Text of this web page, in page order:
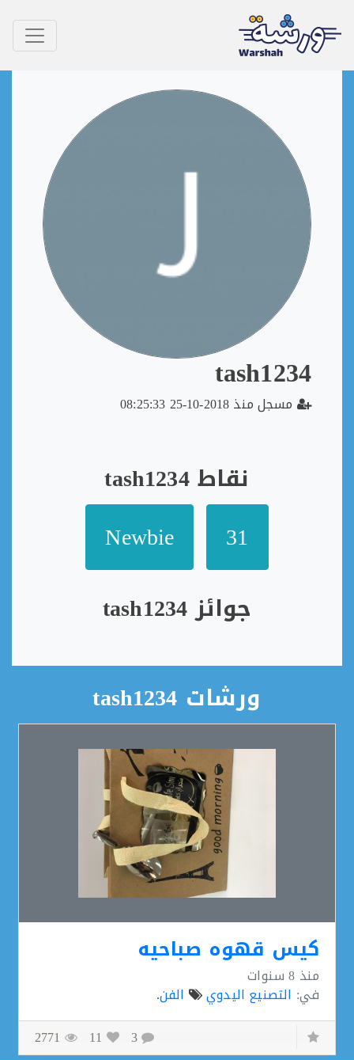
tash1234
مسجل منذ 2018-10-25 08:25:33
نقاط tash1234
Newbie
جوائز tash1234
ورشات tash1234
كيس قهوه صباحيه
التصنيع اليدوي الفن.
11
2771